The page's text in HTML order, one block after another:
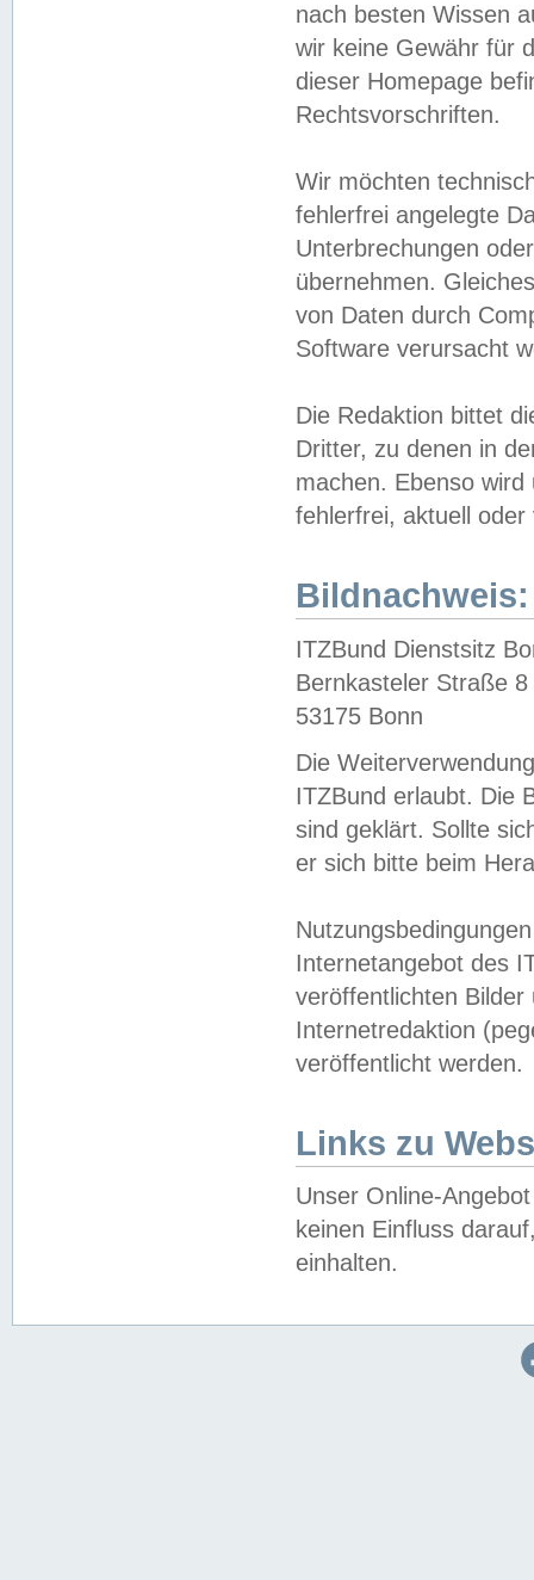
nach besten Wissen
wir keine Gewähr für
dieser Homepage
Rechtsvorschriften.
Wir möchten
fehlerfrei angelegte
Unterbrechungen
übernehmen.
von Daten durch
Software verursacht
Die Redaktion bittet
Dritter, zu denen in
machen. Ebenso
fehlerfrei, aktuell oder
Bildnachweis:
ITZBund Dienstsitz
Bernkasteler Straße 8
53175 Bonn
Die
ITZBund erlaubt. Die
sind geklärt. Sollte
er sich bitte beim
Internetangebot des
veröffentlichten
Internetredaktion
veröffentlicht werden.
Links zu
Unser Online-
keinen Einfluss
einhalten.